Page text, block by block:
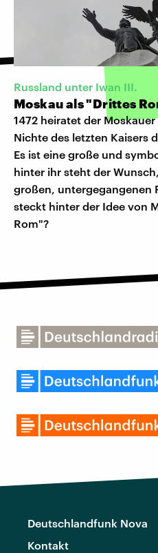
Russland unter Iwan III.
Moskau als "Drittes
1472 heiratet der
Nichte des letzten Kaisers
Es ist eine große und
hinter ihr steht der
großen, untergegangenen
steckt hinter der Idee von
Rom"?
Deutschlandfunk Nova
Kontakt